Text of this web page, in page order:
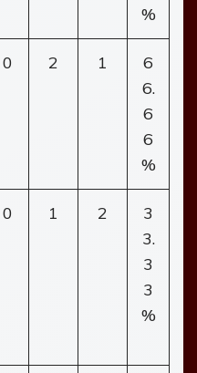
%
0 2 1
6
6.
6
6
%
0 1 2
3
3.
3
3
%